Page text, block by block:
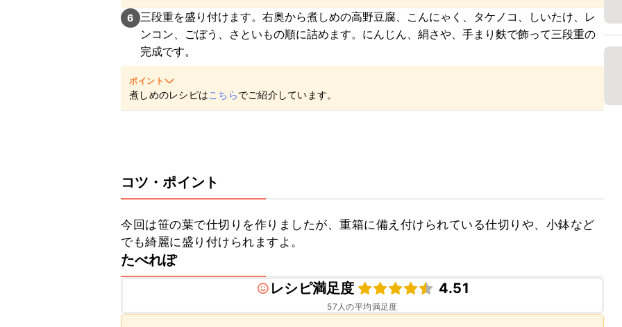
す。
6 三段重を盛り付けます。右奥から煮しめの高野豆腐、こんにゃく、タケノコ、しいたけ、レ
ンコン、ごぼう、さといもの順に詰めます。にんじん、絹さや、手まり麩で飾って三段重の
完成です。
ポイント
煮しめのレシピはこちらでご紹介しています。
コツ・ポイント
今回は笹の葉で仕切りを作りましたが、重箱に備え付けられている仕切りや、小鉢など
でも綺麗に盛り付けられますよ。
たべれぽ
レシピ満足度
4.51
57 人の平均満足度